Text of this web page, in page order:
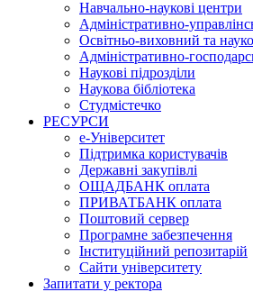
Навчально-наукові центри
Адміністративно-
Освітньо-виховний та
Адміністративно-
Наукові підрозділи
Наукова бібліотека
Студмістечко
РЕСУРСИ
е-Університет
Підтримка користувачів
Державні закупівлі
ОЩАДБАНК оплата
ПРИВАТБАНК оплата
Поштовий сервер
Програмне забезпечення
Інституційний репозитарій
Сайти університету
Запитати у ректора